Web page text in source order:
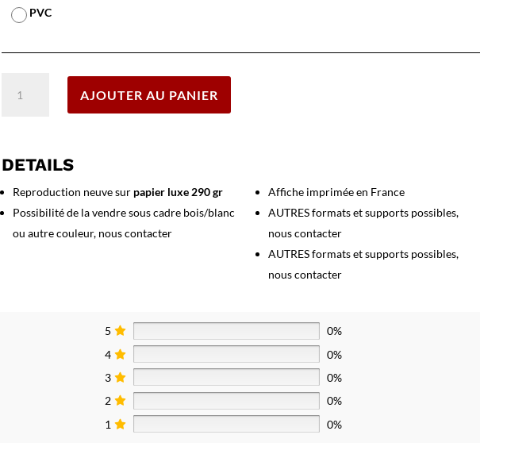
PVC
1956
Stockholm
AJOUTER AU PANIER
DETAILS
Reproduction neuve sur papier luxe 290 gr
Possibilité de la vendre sous cadre bois/blanc
ou autre couleur, nous contacter
Affiche imprimée en France
AUTRES formats et supports possibles,
nous contacter
AUTRES formats et supports possibles,
nous contacter
5
0%
4
0%
3
0%
2
0%
1
0%